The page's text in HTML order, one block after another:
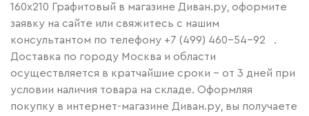
160x210 Графитовый в магазине Диван.ру, оформите
заявку на сайте или свяжитесь с нашим
консультантом по телефону +7 (499) 460-54-92
.
Доставка по городу Москва и области
осуществляется в кратчайшие сроки – от 3 дней при
условии наличия товара на складе. Оформляя
покупку в интернет-магазине Диван.ру, вы получаете